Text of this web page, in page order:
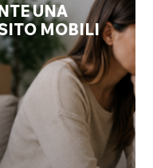
UNA
MOBILI